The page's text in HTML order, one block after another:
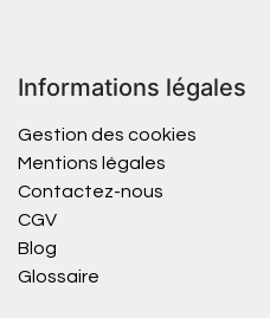
Informations légales
Gestion des cookies
Mentions légales
Contactez-nous
CGV
Blog
Glossaire